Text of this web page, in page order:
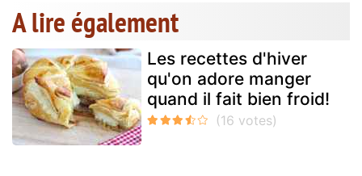
A lire également
Les recettes d'hiver
qu'on adore manger
quand il fait bien froid!